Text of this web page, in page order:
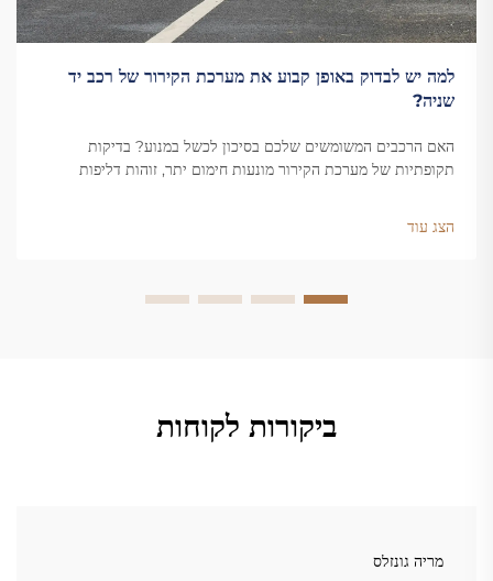
למה יש לבדוק באופן קבוע את מערכת הקירור של רכב יד
שניה?
האם הרכבים המשומשים שלכם בסיכון לכשל במנוע? בדיקות
תקופתיות של מערכת הקירור מונעות חימום יתר, זוהות דליפות
הצג עוד
ביקורות לקוחות
מריה גונזלס